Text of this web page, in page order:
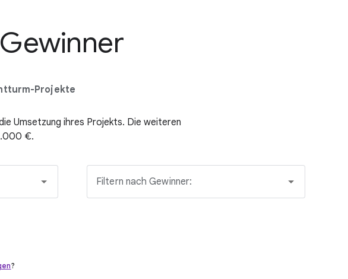
Projekte
Umsetzung ihres Projekts. Die weiteren
€.
Filtern nach Gewinner:
?